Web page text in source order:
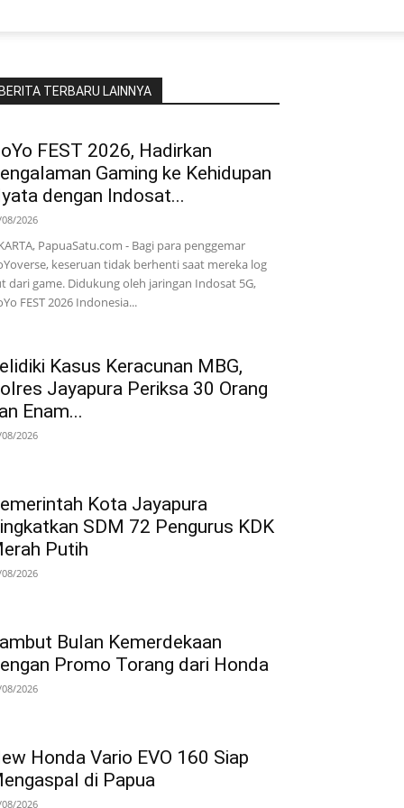
BERITA TERBARU LAINNYA
FEST 2026, Hadirkan
Gaming ke Kehidupan
dengan Indosat...
2026
PapuaSatu.com - Bagi para penggemar
keseruan tidak berhenti saat mereka log
dari game. Didukung oleh jaringan Indosat 5G,
FEST 2026 Indonesia...
Kasus Keracunan MBG,
Jayapura Periksa 30 Orang
Enam...
2026
Kota Jayapura
SDM 72 Pengurus KDK
Putih
2026
Bulan Kemerdekaan
Promo Torang dari Honda
2026
Honda Vario EVO 160 Siap
di Papua
2026